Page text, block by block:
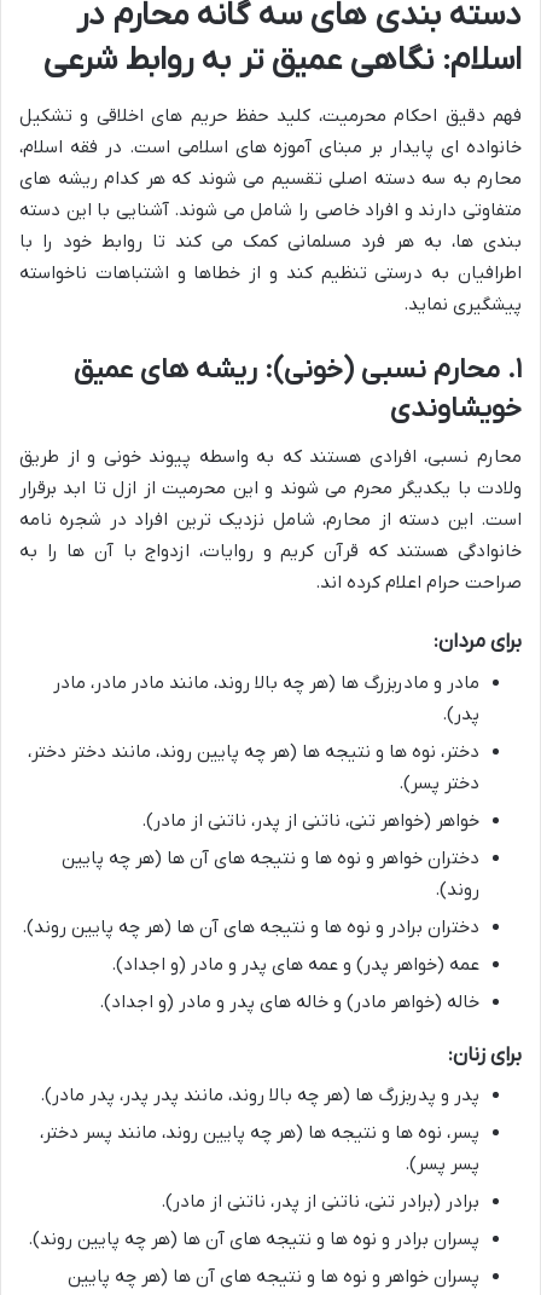
دسته بندی های سه گانه محارم در
اسلام: نگاهی عمیق تر به روابط شرعی
فهم دقیق احکام محرمیت، کلید حفظ حریم های اخلاقی و تشکیل
خانواده ای پایدار بر مبنای آموزه های اسلامی است. در فقه اسلام،
محارم به سه دسته اصلی تقسیم می شوند که هر کدام ریشه های
متفاوتی دارند و افراد خاصی را شامل می شوند. آشنایی با این دسته
بندی ها، به هر فرد مسلمانی کمک می کند تا روابط خود را با
اطرافیان به درستی تنظیم کند و از خطاها و اشتباهات ناخواسته
پیشگیری نماید.
۱. محارم نسبی (خونی): ریشه های عمیق
خویشاوندی
محارم نسبی، افرادی هستند که به واسطه پیوند خونی و از طریق
ولادت با یکدیگر محرم می شوند و این محرمیت از ازل تا ابد برقرار
است. این دسته از محارم، شامل نزدیک ترین افراد در شجره نامه
خانوادگی هستند که قرآن کریم و روایات، ازدواج با آن ها را به
صراحت حرام اعلام کرده اند.
برای مردان:
مادر و مادربزرگ ها (هر چه بالا روند، مانند مادر مادر، مادر
پدر).
دختر، نوه ها و نتیجه ها (هر چه پایین روند، مانند دختر دختر،
دختر پسر).
خواهر (خواهر تنی، ناتنی از پدر، ناتنی از مادر).
دختران خواهر و نوه ها و نتیجه های آن ها (هر چه پایین
روند).
دختران برادر و نوه ها و نتیجه های آن ها (هر چه پایین روند).
عمه (خواهر پدر) و عمه های پدر و مادر (و اجداد).
خاله (خواهر مادر) و خاله های پدر و مادر (و اجداد).
برای زنان:
پدر و پدربزرگ ها (هر چه بالا روند، مانند پدر پدر، پدر مادر).
پسر، نوه ها و نتیجه ها (هر چه پایین روند، مانند پسر دختر،
پسر پسر).
برادر (برادر تنی، ناتنی از پدر، ناتنی از مادر).
پسران برادر و نوه ها و نتیجه های آن ها (هر چه پایین روند).
پسران خواهر و نوه ها و نتیجه های آن ها (هر چه پایین